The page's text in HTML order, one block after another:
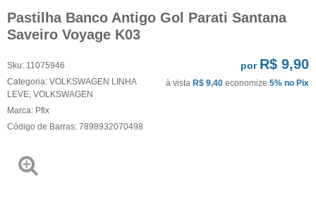
Pastilha Banco Antigo Gol Parati Santana
Saveiro Voyage K03
Sku: 11075946
Categoria: VOLKSWAGEN LINHA
LEVE VOLKSWAGEN
Marca: Pfix
Código de Barras: 7898932070498
por R$ 9,90
à vista R$ 9,40 economize 5% no Pix